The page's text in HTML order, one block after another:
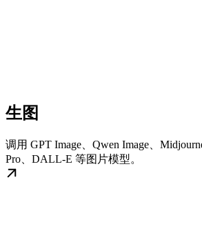
生图
调用 GPT Image、Qwen Image、
Pro、DALL-E 等图片模型。